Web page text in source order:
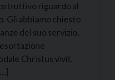
riguardo al
Gli abbiamo chiesto
del suo servizio,
Christus vivit.